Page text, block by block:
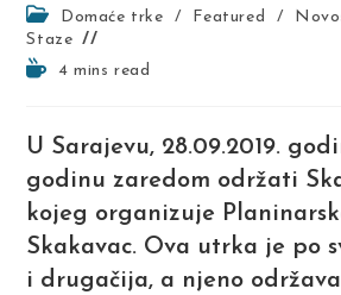
Post
category:
Domaće trke / Featured /
Staze
Reading4 mins read
U Sarajevu, 28.09.2019.
godinu zaredom održati
kojeg organizuje
Skakavac. Ova utrka je po
i drugačija, a njeno